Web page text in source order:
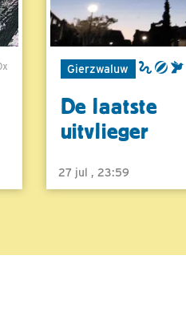
Gierzwaluw
De laatste
uitvlieger
27 jul , 23:59